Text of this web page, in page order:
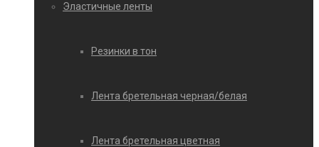
Эластичные ленты
Резинки в тон
Лента бретельная черная/белая
Лента бретельная цветная